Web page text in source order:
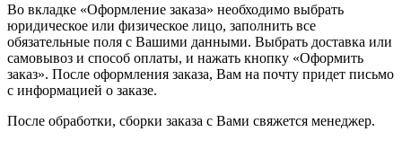
Во вкладке «Оформление заказа» необходимо выбрать
юридическое или физическое лицо, заполнить все
обязательные поля с Вашими данными. Выбрать доставка или
самовывоз и способ оплаты, и нажать кнопку «Оформить
заказ». После оформления заказа, Вам на почту придет письмо
с информацией о заказе.
После обработки, сборки заказа с Вами свяжется менеджер.